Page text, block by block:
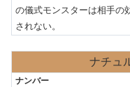
の儀式モンスターは相手の
されない。
ナチュ